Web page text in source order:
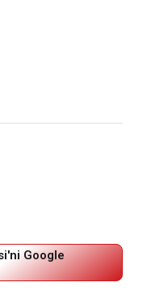
Google